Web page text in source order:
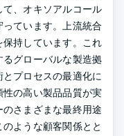
、オキソアルコール
ています。上流統合
持しています。これ
グローバルな製造拠
プロセスの最適化に
の高い製品品質が実
さまざまな最終用途
ような顧客関係とと